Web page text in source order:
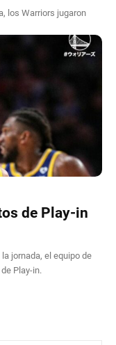
los Warriors jugaron
de Play-in
jornada, el equipo de
Play-in.